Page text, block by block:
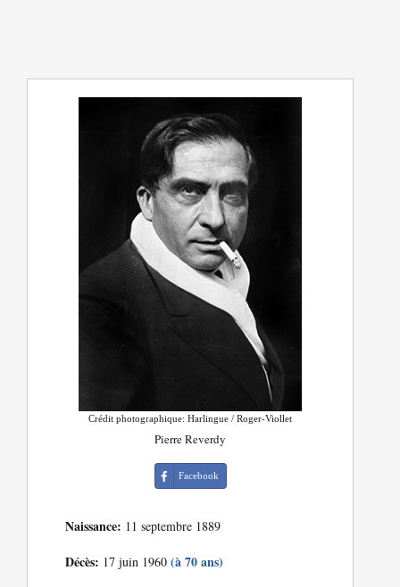
Crédit photographique: Harlingue / Roger-Viollet
Pierre Reverdy
Facebook
Naissance: 11 septembre 1889
Décès: 17 juin 1960(à 70 ans)